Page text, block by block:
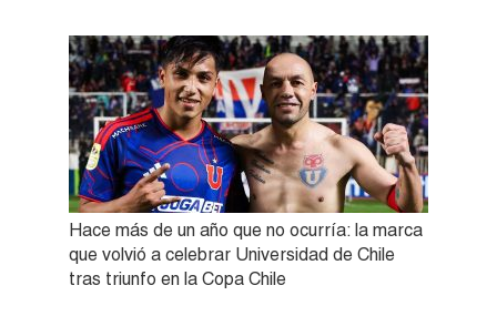
Hace más de un año que no ocurría: la marca
que volvió a celebrar Universidad de Chile
tras triunfo en la Copa Chile